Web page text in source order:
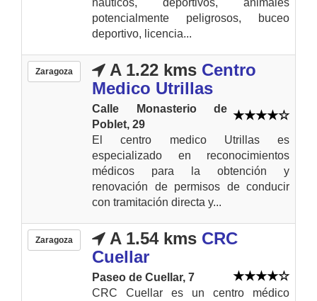
potencialmente peligrosos, buceo
deportivo, licencia...
Zaragoza A 1.22 kms Centro
Medico Utrillas
Calle Monasterio de
Poblet, 29
El centro medico Utrillas es
especializado en reconocimientos
médicos para la obtención y
renovación de permisos de conducir
con tramitación directa y...
Zaragoza A 1.54 kms CRC
Cuellar
Paseo de Cuellar, 7
CRC Cuellar es un centro médico